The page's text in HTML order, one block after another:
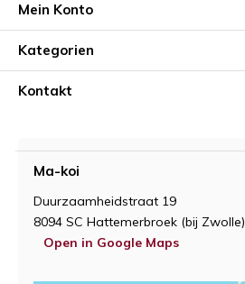
Mein Konto
Kategorien
Kontakt
Ma-koi
Duurzaamheidstraat 19
8094 SC Hattemerbroek (bij Zwolle)
Open in Google Maps